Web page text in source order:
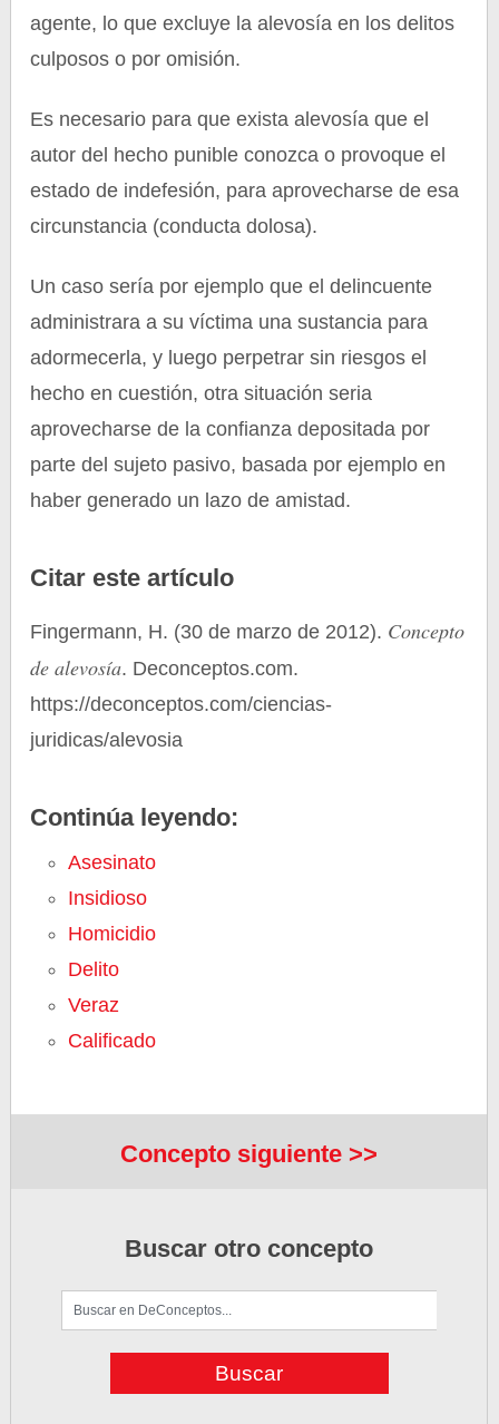
agente, lo que excluye la alevosía en los delitos
culposos o por omisión.
Es necesario para que exista alevosía que el
autor del hecho punible conozca o provoque el
estado de indefesión, para aprovecharse de esa
circunstancia (conducta dolosa).
Un caso sería por ejemplo que el delincuente
administrara a su víctima una sustancia para
adormecerla, y luego perpetrar sin riesgos el
hecho en cuestión, otra situación seria
aprovecharse de la confianza depositada por
parte del sujeto pasivo, basada por ejemplo en
haber generado un lazo de amistad.
Citar este artículo
Fingermann, H. (30 de marzo de 2012). Concepto
de alevosía. Deconceptos.com.
https://deconceptos.com/ciencias-
juridicas/alevosia
Continúa leyendo:
Asesinato
Insidioso
Homicidio
Delito
Veraz
Calificado
Concepto siguiente >>
Buscar otro concepto